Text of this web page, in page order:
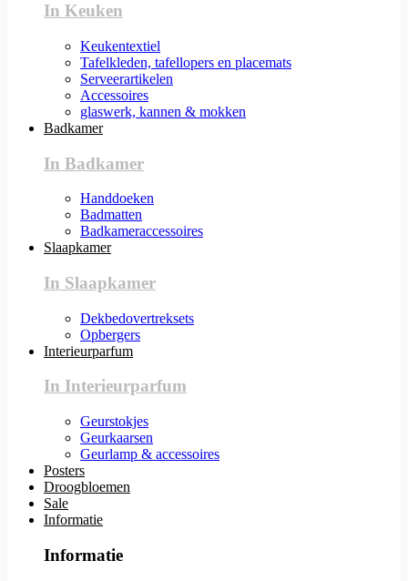
In Keuken
Keukentextiel
Tafelkleden, tafellopers en placemats
Serveerartikelen
Accessoires
glaswerk, kannen & mokken
Badkamer
In Badkamer
Handdoeken
Badmatten
Badkameraccessoires
Slaapkamer
In Slaapkamer
Dekbedovertreksets
Opbergers
Interieurparfum
In Interieurparfum
Geurstokjes
Geurkaarsen
Geurlamp & accessoires
Posters
Droogbloemen
Sale
Informatie
Informatie